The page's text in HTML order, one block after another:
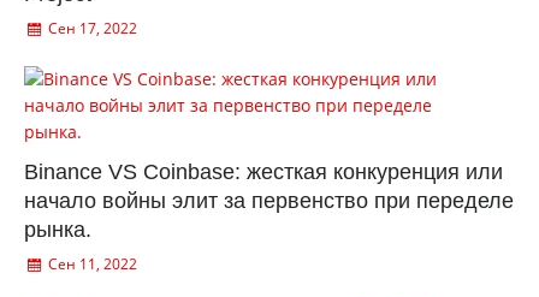
Сен 17, 2022
Binance VS Coinbase: жесткая конкуренция или
начало войны элит за первенство при переделе
рынка.
Сен 11, 2022